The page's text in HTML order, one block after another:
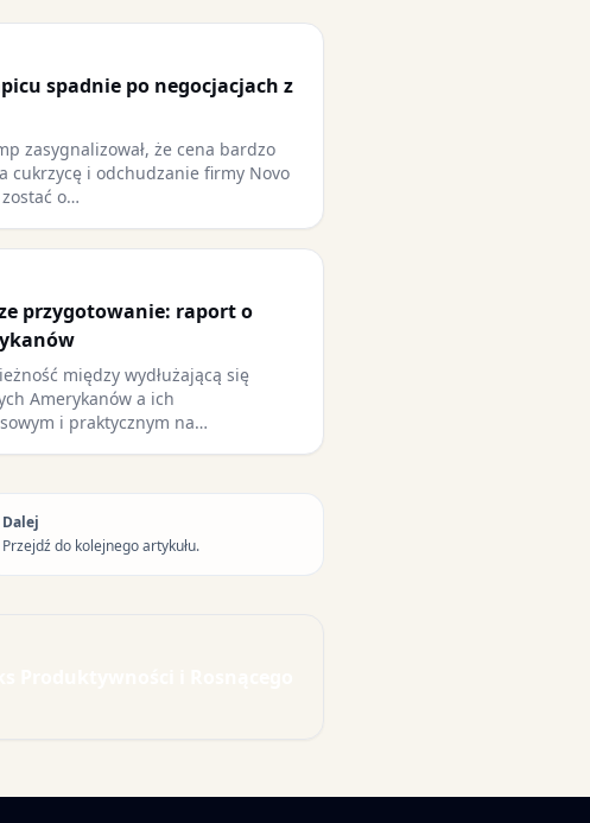
spadnie po negocjacjach z
zasygnalizował, że cena bardzo
cukrzycę i odchudzanie firmy Novo
o…
przygotowanie: raport o
między wydłużającą się
Amerykanów a ich
i praktycznym na…
Dalej
Przejdź do kolejnego artykułu.